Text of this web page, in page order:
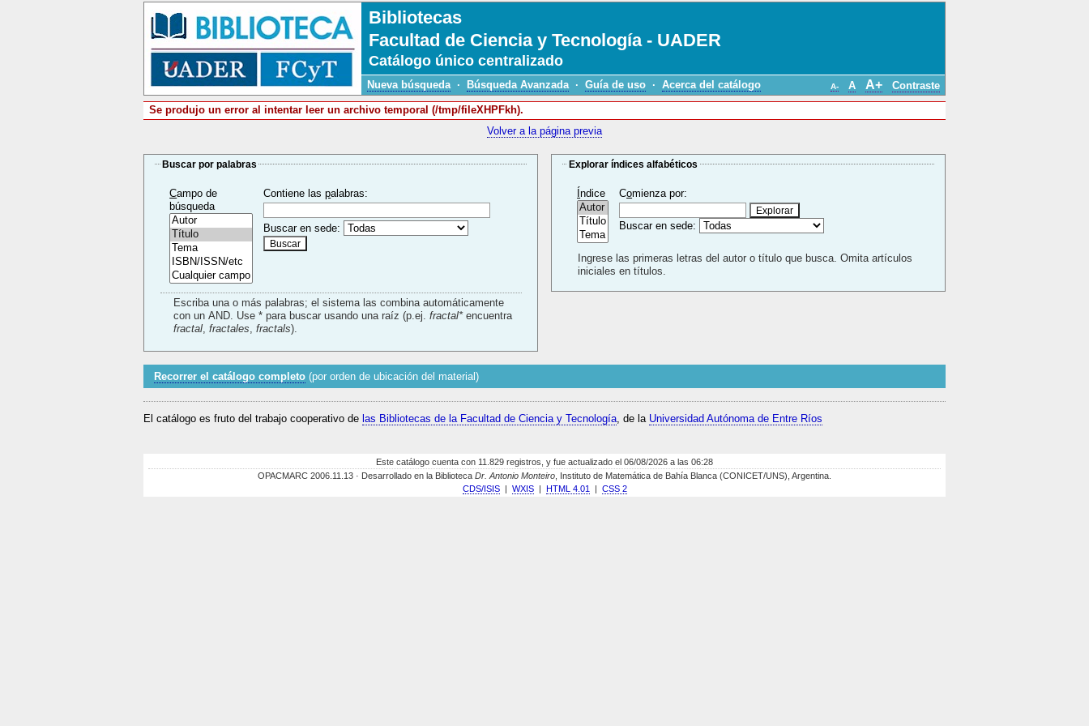
Bibliotecas
Facultad de Ciencia y Tecnología - UADER
Catálogo único centralizado
Nueva búsqueda· Búsqueda Avanzada· Guía de uso· Acerca del catálogo A- A A+ Contraste
Se produjo un error al intentar leer un archivo temporal (/tmp/fileXHPFkh).
Volver a la página previa
Buscar por palabras
Campo de
búsqueda
Contiene laspalabras:
Buscar en sede:
Escriba una o más palabras; el sistema las combina automáticamente
con un AND. Use * para buscar usando una raíz (p.ej.fractal*encuentra
fractal ,fractales ,fractals).
Explorar índices alfabéticos
Índice Comienza por:
Buscar en sede:
Ingrese las primeras letras del autor o título que busca. Omita artículos
iniciales en títulos.
Recorrer el catálogo completo (por orden de ubicación del material)
El catálogo es fruto del trabajo cooperativo de las Bibliotecas de la Facultad de Ciencia y Tecnología , de la Universidad Autónoma de Entre Ríos
Este catálogo cuenta con 11.829 registros, y fue actualizado el 06/08/2026 a las 06:28
OPACMARC 2006.11.13 · Desarrollado en la Biblioteca Dr. Antonio Monteiro , Instituto de Matemática de Bahía Blanca (CONICET/UNS), Argentina.
CDS/ISIS| WXIS| HTML 4.01 | CSS 2